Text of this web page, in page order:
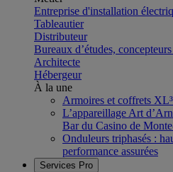
Entreprise d'installation
Tableautier
Distributeur
Bureaux d’études,
Architecte
Hébergeur
À la une
Armoires et coffrets
L’appareillage Art
Bar du Casino de
Onduleurs triphasés :
performance assurées
Services Pro